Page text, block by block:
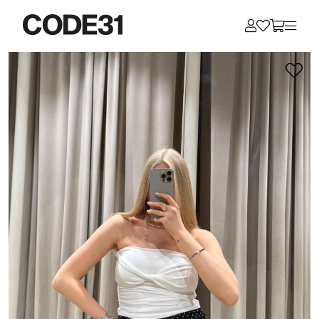
Для клиентов всех банков
Разбейте
оплатуна части
без переплат
График платежей
Сегодня
25 %